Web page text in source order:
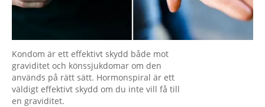
Kondom är ett effektivt skydd både mot
graviditet och könssjukdomar om den
används på rätt sätt. Hormonspiral är ett
väldigt effektivt skydd om du inte vill få till
en graviditet.